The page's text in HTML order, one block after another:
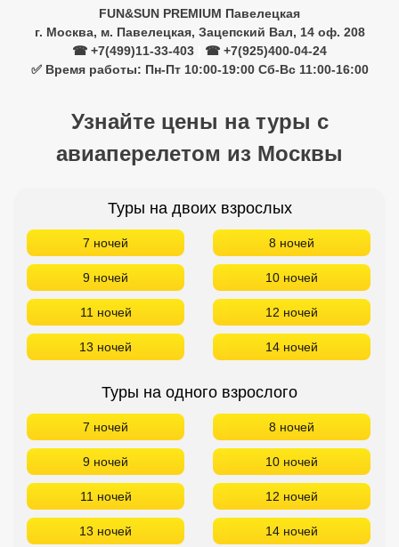
FUN&SUN PREMIUM Павелецкая
г. Москва, м. Павелецкая, Зацепский Вал, 14 оф. 208
☎ +7(499)11-33-403
☎ +7(925)400-04-24
✅ Время работы: Пн-Пт 10:00-19:00 Сб-Вс 11:00-16:00
Узнайте цены на туры с
авиаперелетом из Москвы
Туры на двоих взрослых
7 ночей 8 ночей
9 ночей 10 ночей
11 ночей 12 ночей
13 ночей 14 ночей
Туры на одного взрослого
7 ночей 8 ночей
9 ночей 10 ночей
11 ночей 12 ночей
13 ночей 14 ночей
Сетевые отели Шри Ланки
Сетевые отели Вьетнама
Сетевые отели Мальдив
Сетевые отели Бали
Сетевые отели Маврикия